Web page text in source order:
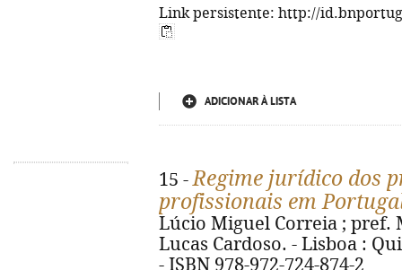
Link persistente: http://
ADICIONAR À LISTA
15 -Regime jurídico dos
profissionais em
Lúcio Miguel Correia ; pref.
Lucas Cardoso. - Lisboa :
- ISBN 978-972-724-874-2